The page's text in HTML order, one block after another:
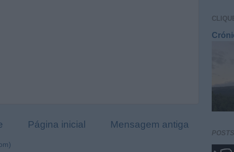
Mensagem antiga
Página inicial
POSTS